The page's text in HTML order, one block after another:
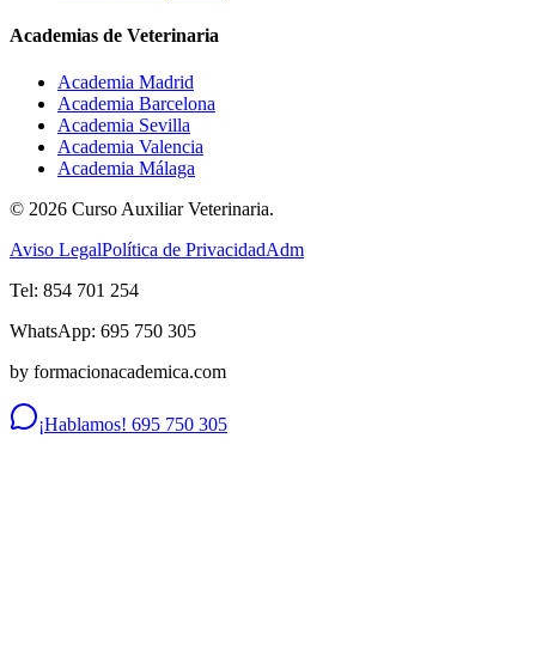
Academias de Veterinaria
Academia Madrid
Academia Barcelona
Academia Sevilla
Academia Valencia
Academia Málaga
© 2026 Curso Auxiliar Veterinaria.
Aviso LegalPolítica de PrivacidadAdm
Tel: 854 701 254
WhatsApp: 695 750 305
by formacionacademica.com
¡Hablamos! 695 750 305